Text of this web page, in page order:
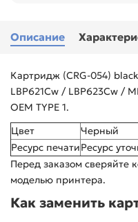
Описание
Картридж (CRG-054)
LBP621Cw / LBP623Cw /
OEM TYPE 1.
Цвет
Черный
Ресурс печатиРесурс
Перед заказом сверяйте
моделью принтера.
Как заменить